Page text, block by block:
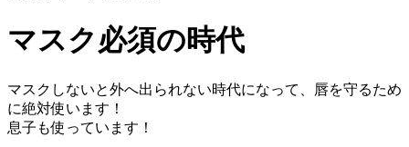
マスク必須の時代
マスクしないと外へ出られない時代になって、唇を守るため
に絶対使います！
息子も使っています！